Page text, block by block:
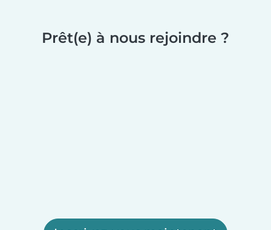
Prêt(e) à nous rejoindre ?